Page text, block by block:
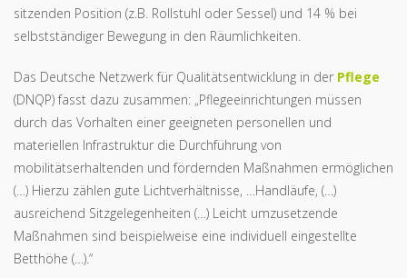
sitzenden Position (z.B. Rollstuhl oder Sessel) und 14 % bei
selbstständiger Bewegung in den Räumlichkeiten.
Das Deutsche Netzwerk für Qualitätsentwicklung in der Pflege
(DNQP) fasst dazu zusammen: „Pflegeeinrichtungen müssen
durch das Vorhalten einer geeigneten personellen und
materiellen Infrastruktur die Durchführung von
mobilitätserhaltenden und fördernden Maßnahmen ermöglichen
(…) Hierzu zählen gute Lichtverhältnisse, …Handläufe, (…)
ausreichend Sitzgelegenheiten (…) Leicht umzusetzende
Maßnahmen sind beispielweise eine individuell eingestellte
Betthöhe (…).“